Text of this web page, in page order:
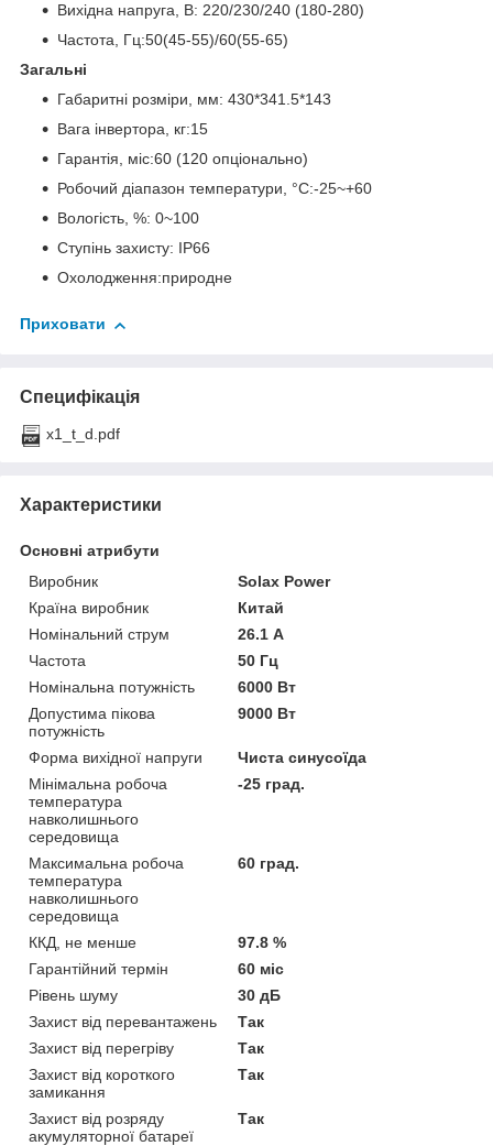
Вихідна напруга, В: 220/230/240 (180-280)
Частота, Гц:50(45-55)/60(55-65)
Загальні
Габаритні розміри, мм: 430*341.5*143
Вага інвертора, кг:15
Гарантія, міс:60 (120 опціонально)
Робочий діапазон температури, °C:-25~+60
Вологість, %: 0~100
Ступінь захисту: IP66
Охолодження:природне
Приховати
Специфікація
x1_t_d.pdf
Характеристики
Основні атрибути
Виробник
Solax Power
Країна виробник
Китай
Номінальний струм
26.1 А
Частота
50 Гц
Номінальна потужність
6000 Вт
Допустима пікова
потужність
9000 Вт
Форма вихідної напруги
Чиста синусоїда
Мінімальна робоча
температура
навколишнього
середовища
-25 град.
Максимальна робоча
температура
навколишнього
середовища
60 град.
ККД, не менше
97.8 %
Гарантійний термін
60 міс
Рівень шуму
30 дБ
Захист від перевантажень
Так
Захист від перегріву
Так
Захист від короткого
замикання
Так
Захист від розряду
акумуляторної батареї
Так